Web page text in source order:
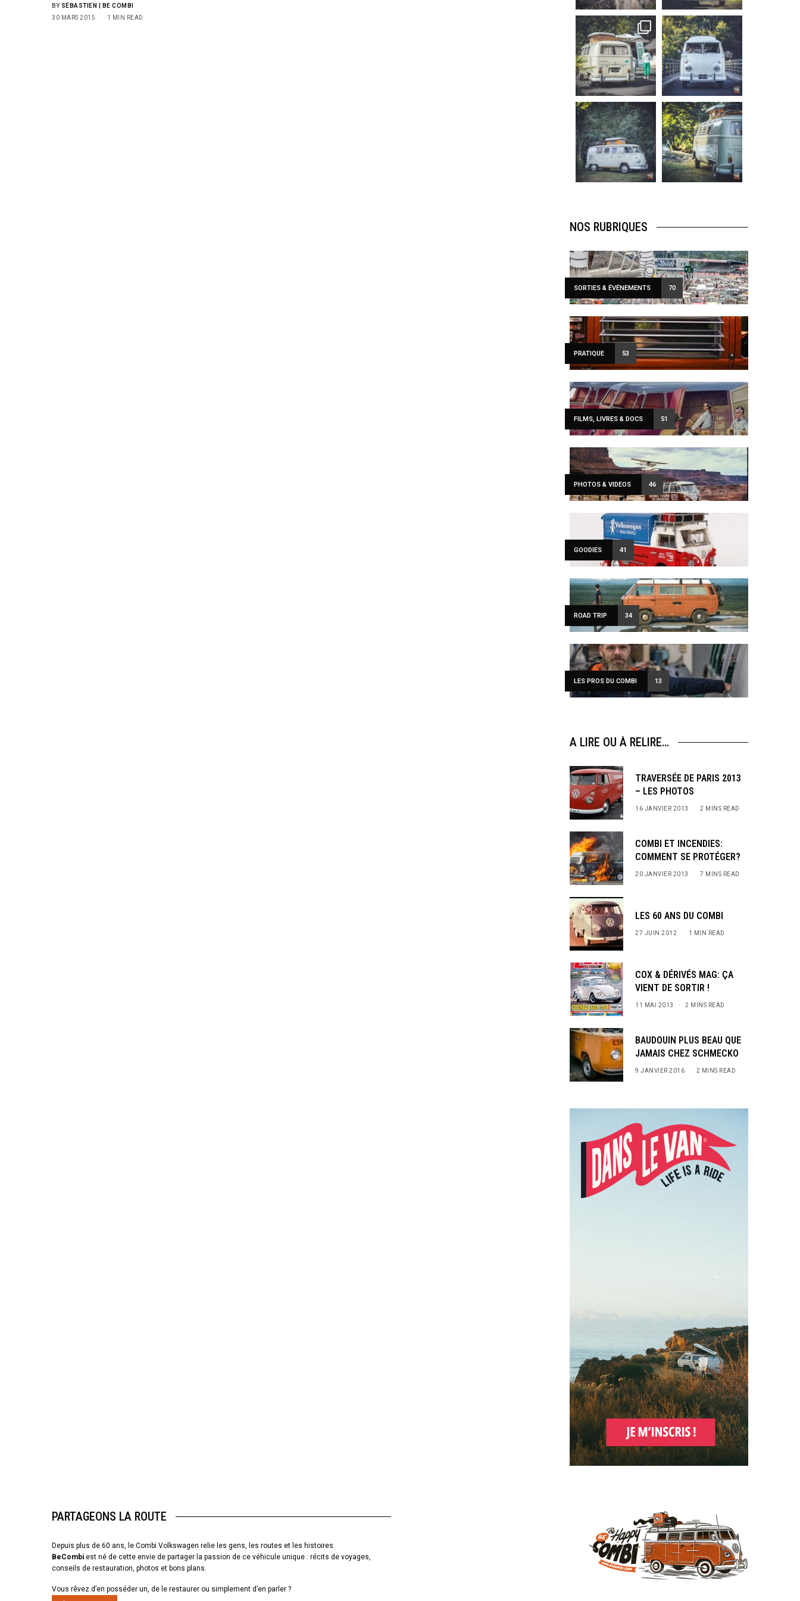
BY SÉBASTIEN | BE COMBI
30 MARS 2015
1 MIN READ
becombi
Sep 10
220
4
becombi
Août 10
177
becombi
Août 10
120
0
becombi
Août 10
108
0
NOS RUBRIQUES
SORTIES & ÉVÉNEMENTS 70
PRATIQUE 53
FILMS, LIVRES & DOCS 51
PHOTOS & VIDEOS 46
GOODIES 41
ROAD TRIP 34
LES PROS DU COMBI 13
A LIRE OU À RELIRE…
TRAVERSÉE DE PARIS 2013
– LES PHOTOS
16 JANVIER 2013 2 MINS READ
COMBI ET INCENDIES:
COMMENT SE PROTÉGER?
20 JANVIER 2013 7 MINS READ
LES 60 ANS DU COMBI
27 JUIN 2012 1 MIN READ
COX & DÉRIVÉS MAG: ÇA
VIENT DE SORTIR !
11 MAI 2013 2 MINS READ
BAUDOUIN PLUS BEAU QUE
JAMAIS CHEZ SCHMECKO
9 JANVIER 2016 2 MINS READ
PARTAGEONS LA ROUTE
Depuis plus de 60 ans, le Combi Volkswagen relie les gens, les routes et les histoires.
BeCombi est né de cette envie de partager la passion de ce véhicule unique : récits de voyages,
conseils de restauration, photos et bons plans.
Vous rêvez d’en posséder un, de le restaurer ou simplement d’en parler ?